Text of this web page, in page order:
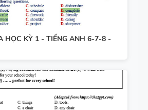
HỌC KỲ 1 - TIẾNG ANH 6-7-8 -